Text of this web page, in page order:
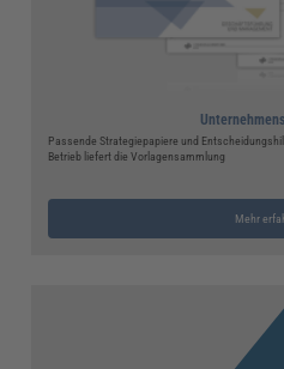
Passende Strategiepapiere und
Betrieb liefert die Vorlagensammlung
Mehr